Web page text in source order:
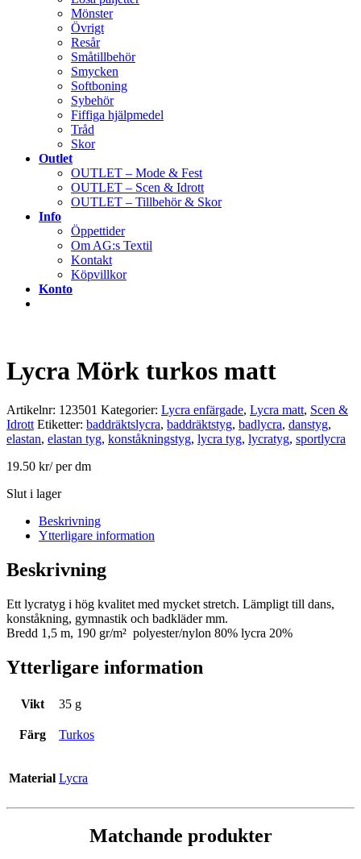
Mönster
Övrigt
Resår
Småtillbehör
Smycken
Softboning
Sybehör
Fiffiga hjälpmedel
Tråd
Skor
Outlet
OUTLET – Mode & Fest
OUTLET – Scen & Idrott
OUTLET – Tillbehör & Skor
Info
Öppettider
Om AG:s Textil
Kontakt
Köpvillkor
Konto
Lycra Mörk turkos matt
Artikelnr: 123501 Kategorier: Lycra enfärgade, Lycra matt, Scen &
Idrott Etiketter: baddräktslycra, baddräktstyg, badlycra, danstyg,
elastan, elastan tyg, konståkningstyg, lycra tyg, lycratyg, sportlycra
19.50 kr/ per dm
Slut i lager
Beskrivning
Ytterligare information
Beskrivning
Ett lycratyg i hög kvalitet med mycket stretch. Lämpligt till dans,
konståkning, gymnastik och badkläder mm.
Bredd 1,5 m, 190 gr/m² polyester/nylon 80% lycra 20%
Ytterligare information
Vikt 35 g
Färg Turkos
Material Lycra
Matchande produkter